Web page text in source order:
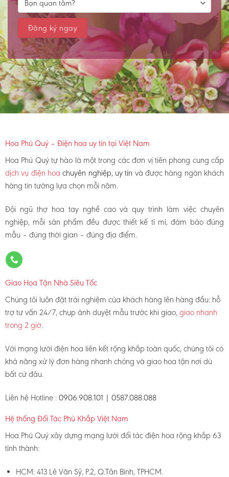
Hoa Phú Quý – Điện hoa uy tín tại Việt Nam
Hoa Phú Quý tự hào là một trong các đơn vị tiên phong cung cấp
dịch vụ điện hoachuyên nghiệp, uy tín và được hàng ngàn khách
hàng tin tưởng lựa chọn mỗi năm.
Đội ngũ thợ hoa tay nghề cao và quy trình làm việc chuyên
nghiệp, mỗi sản phẩm đều được thiết kế tỉ mỉ, đảm bảo đúng
mẫu – đúng thời gian – đúng địa điểm.
Giao Hoa Tận Nhà Siêu Tốc
Chúng tôi luôn đặt trải nghiệm của khách hàng lên hàng đầu: hỗ
trợ tư vấn 24/7, chụp ảnh duyệt mẫu trước khi giao,giao nhanh
trong 2 giờ.
Với mạng lưới điện hoa liên kết rộng khắp toàn quốc, chúng tôi có
khả năng xử lý đơn hàng nhanh chóng và giao hoa tận nơi dù
bất cứ đâu.
Liên hệ Hotline : 0906.908.101 | 0587.088.088
Hệ thống Đối Tác Phủ Khắp Việt Nam
Hoa Phú Quý xây dựng mạng lưới đối tác điện hoa rộng khắp 63
tỉnh thành:
HCM: 413 Lê Văn Sỹ, P.2, Q.Tân Bình, TPHCM.